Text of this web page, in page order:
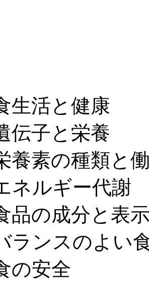
生活と健康
伝子と栄養
養素の種類と
ネルギー代謝
品の成分と表
ランスのよい
の安全